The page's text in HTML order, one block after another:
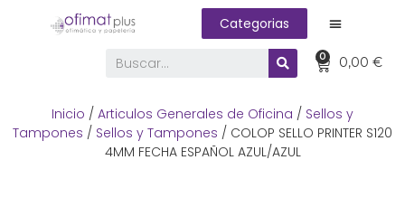
Categorias
0,00€
0
Inicio / Articulos Generales de Oficina / Sellos y
Tampones / Sellos y Tampones / COLOP SELLO PRINTER S120
4MM FECHA ESPAÑOL AZUL/AZUL